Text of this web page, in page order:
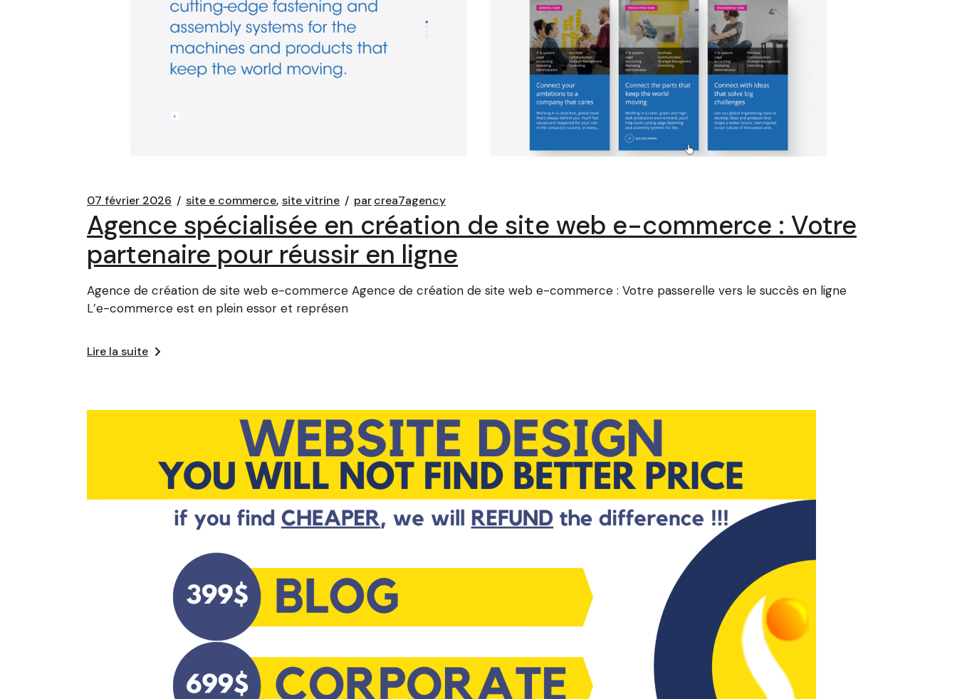
07 février 2026 site e commerce site vitrine parcrea7agency
Agence spécialisée en création de site web e-commerce : Votre
partenaire pour réussir en ligne
Agence de création de site web e-commerce Agence de création de site web e-commerce : Votre passerelle vers le succès en ligne
L’e-commerce est en plein essor et représen
Lire la suite